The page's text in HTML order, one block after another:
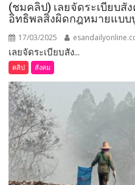
(ชมคลิป) เลยจัดระเบียบสั
อิทธิพลสิ่งผิดกฎหมายแบ
17/03/2025
เลยจัดระเบียบสัง...
คลิป สังคม